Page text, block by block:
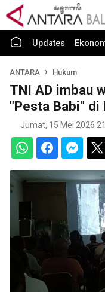
Updates
ANTARA Hukum
TNI AD imbau
"Pesta Babi" di
Jumat, 15 Mei 2026